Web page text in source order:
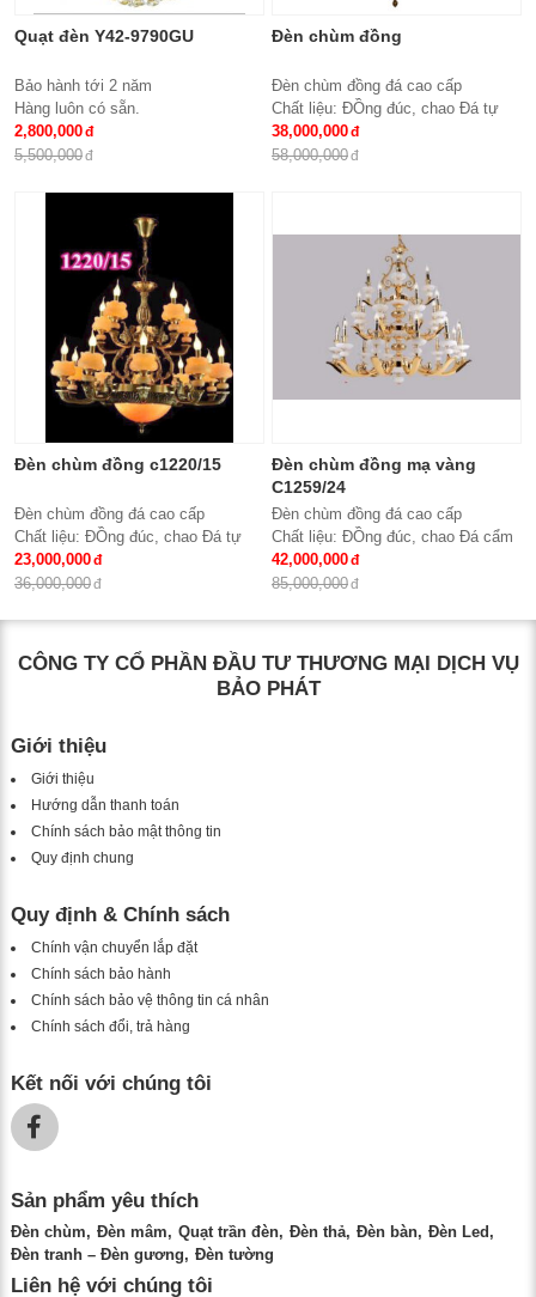
Quạt đèn Y42-9790GU
Bảo hành tới 2 năm
Hàng luôn có sẵn.
2,800,000
5,500,000
Đèn chùm đồng
Đèn chùm đồng đá cao cấp
Chất liệu: ĐỒng đúc, chao Đá tự
nhiên
Số lượng tay : 24 tay
38,000,000
58,000,000
Đèn chùm đồng c1220/15
Đèn chùm đồng đá cao cấp
Chất liệu: ĐỒng đúc, chao Đá tự
nhiên
Số lượng tay : 15 tay
Bóng đèn: Bóng led tiết kiệm điện
E14*15
Bảo hành: 2 năm
23,000,000
36,000,000
Đèn chùm đồng mạ vàng
C1259/24
Đèn chùm đồng đá cao cấp
Chất liệu: ĐỒng đúc, chao Đá cẩm
thạch trắng tự nhiên
Số lượng tay : 24 tay
Bóng đèn: Bóng led tiết kiệm điện
Bảo hành: 2 năm
42,000,000
85,000,000
CÔNG TY CỔ PHẦN ĐẦU TƯ THƯƠNG MẠI DỊCH VỤ
BẢO PHÁT
Giới thiệu
Giới thiệu
Hướng dẫn thanh toán
Chính sách bảo mật thông tin
Quy định chung
Quy định & Chính sách
Chính vận chuyển lắp đặt
Chính sách bảo hành
Chính sách bảo vệ thông tin cá nhân
Chính sách đổi, trả hàng
Kết nối với chúng tôi
Sản phẩm yêu thích
Đèn chùm Đèn mâm Quạt trần đèn Đèn thả Đèn bàn
Đèn Led
Đèn tranh – Đèn gương
Đèn tường
Liên hệ với chúng tôi